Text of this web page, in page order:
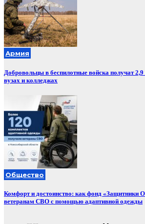
Армия
Добровольцы в беспилотные войска получат
вузах и колледжах
Общество
Комфорт и достоинство: как фонд «Защитники
ветеранам СВО с помощью адаптивной одежды